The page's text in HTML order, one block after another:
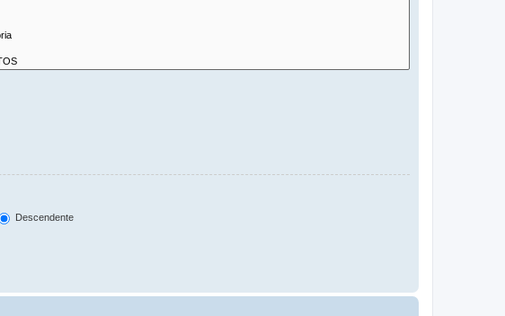
Descendente